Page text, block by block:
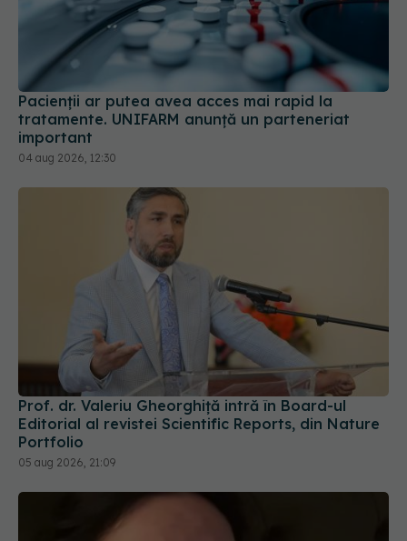
Pacienții ar putea avea acces mai rapid la
tratamente. UNIFARM anunță un parteneriat
important
04 aug 2026, 12:30
Prof. dr. Valeriu Gheorghiță intră în Board-ul
Editorial al revistei Scientific Reports, din Nature
Portfolio
05 aug 2026, 21:09